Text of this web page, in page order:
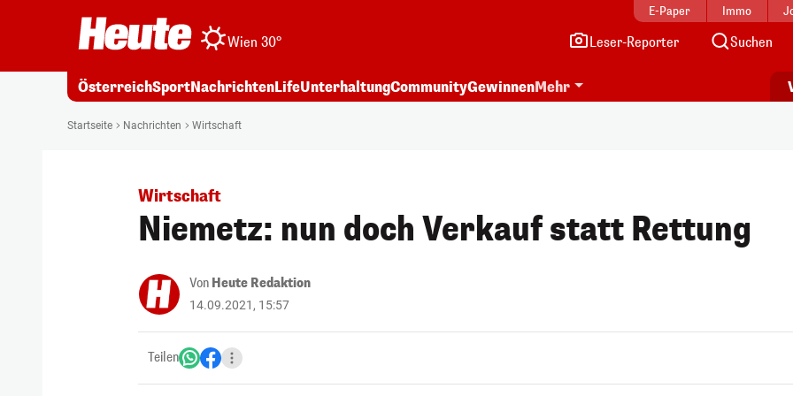
E-Paper Immo
Wien 30° Leser-Reporter Suchen
ÖsterreichSportNachrichtenLifeUnterhaltungCommunityGewinnenMehr
Startseite Nachrichten Wirtschaft
Wirtschaft
Niemetz: nun doch Verkauf statt Rettung
Von Heute Redaktion
14.09.2021, 15:57
Teilen